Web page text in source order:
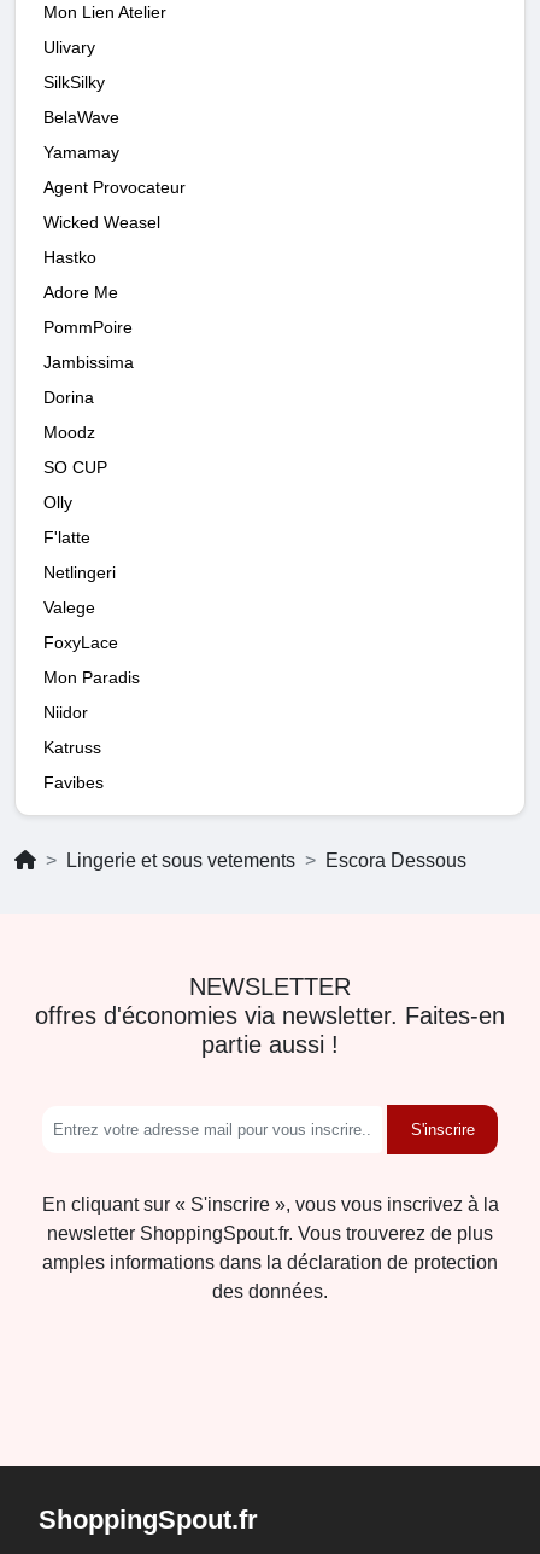
Mon Lien Atelier
Ulivary
SilkSilky
BelaWave
Yamamay
Agent Provocateur
Wicked Weasel
Hastko
Adore Me
PommPoire
Jambissima
Dorina
Moodz
SO CUP
Olly
F'latte
Netlingeri
Valege
FoxyLace
Mon Paradis
Niidor
Katruss
Favibes
Lingerie et sous vetements Escora Dessous
NEWSLETTER
offres d'économies via newsletter. Faites-en
partie aussi !
S'inscrire
En cliquant sur « S'inscrire », vous vous inscrivez à la
newsletter ShoppingSpout.fr. Vous trouverez de plus
amples informations dans la déclaration de protection
des données.
ShoppingSpout.fr